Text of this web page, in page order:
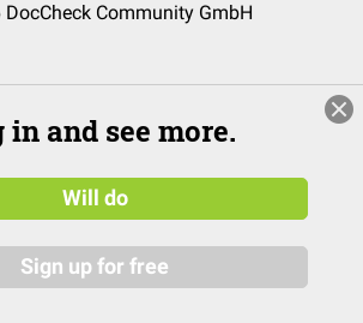
Community GmbH
in and see more.
Will do
Sign up for free